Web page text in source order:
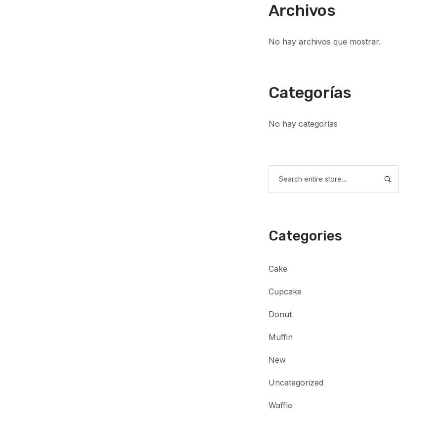
Archivos
No hay archivos que mostrar.
Categorías
No hay categorías
Categories
Cake
Cupcake
Donut
Muffin
New
Uncategorized
Waffle